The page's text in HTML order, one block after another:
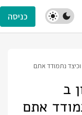
כניסה
ב